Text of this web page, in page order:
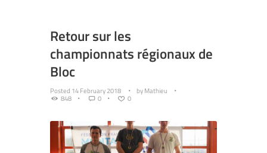
Retour sur les
championnats régionaux de
Bloc
Posted 14 February 2018 byMathieu
848
0 0